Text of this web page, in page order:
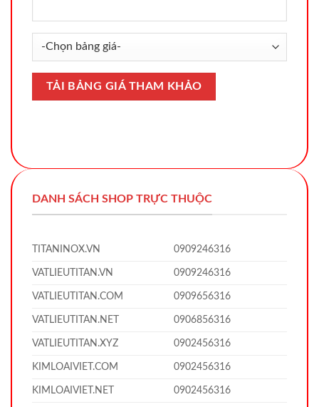
DANH SÁCH SHOP TRỰC THUỘC
TITANINOX.VN 0909246316
VATLIEUTITAN.VN 0909246316
VATLIEUTITAN.COM 0909656316
VATLIEUTITAN.NET 0906856316
VATLIEUTITAN.XYZ 0902456316
KIMLOAIVIET.COM 0902456316
KIMLOAIVIET.NET 0902456316